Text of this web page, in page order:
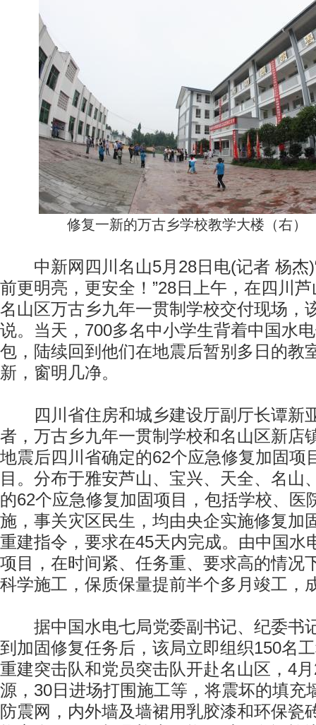
修复一新的万古乡学校教学大楼（右
中新网四川名山5月28日电(记者 杨杰
前更明亮，更安全！”28日上午，在四川
名山区万古乡九年一贯制学校交付现场，
说。当天，700多名中小学生背着中国水
包，陆续回到他们在地震后暂别多日的教
新，窗明几净。
四川省住房和城乡建设厅副厅长谭新
者，万古乡九年一贯制学校和名山区新店
地震后四川省确定的62个应急修复加固项
目。分布于雅安芦山、宝兴、天全、名山
的62个应急修复加固项目，包括学校、医
施，事关灾区民生，均由央企实施修复加
重建指令，要求在45天内完成。由中国水
项目，在时间紧、任务重、要求高的情况
科学施工，保质保量提前半个多月竣工，
据中国水电七局党委副书记、纪委书
到加固修复任务后，该局立即组织150名
重建突击队和党员突击队开赴名山区，4
源，30日进场打围施工等，将震坏的填充
防震网，内外墙及墙裙用乳胶漆和环保瓷